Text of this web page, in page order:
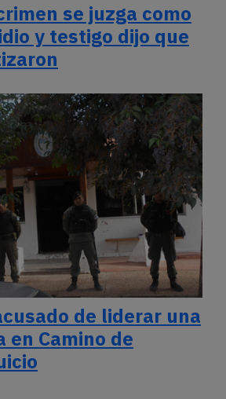
se juzga como
y testigo dijo que
de liderar una
en Camino de